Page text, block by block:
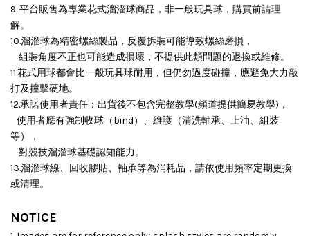
9. 平台販售為專業花式溜溜球商品，非一般玩具球，購買前請理
解。
10.溜溜球為精密螺絲製品，反覆拆裝可能導致螺絲磨損，
組裝角度不正也可能造成損壞， 不提供此類問題的退換或維修。
11.花式用球都會比一般玩具球耐用，但仍勿過度碰撞，應避免大力敲
打及撞擊硬地。
12.承諾使用者責任：出貨後不包含完整教學(頻道提供簡易教學)，
使用者應有強制收球（bind）、維護（清洗軸承、上油、組裝
等），
對競技溜溜球基礎認知能力。
13.溜溜球線、回收膠貼、軸承等為消耗品，請依使用頻率定期更換
或清理。
NOTICE